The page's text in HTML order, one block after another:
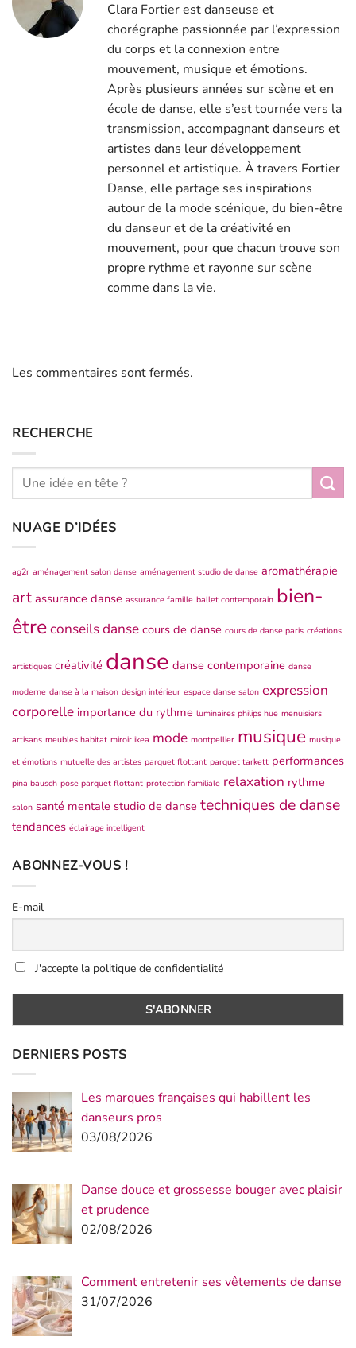
Clara Fortier est danseuse et
chorégraphe passionnée par l’expression
du corps et la connexion entre
mouvement, musique et émotions.
Après plusieurs années sur scène et en
école de danse, elle s’est tournée vers la
transmission, accompagnant danseurs et
artistes dans leur développement
personnel et artistique. À travers Fortier
Danse, elle partage ses inspirations
autour de la mode scénique, du bien-être
du danseur et de la créativité en
mouvement, pour que chacun trouve son
propre rythme et rayonne sur scène
comme dans la vie.
Les commentaires sont fermés.
RECHERCHE
NUAGE D’IDÉES
ag2r aménagement salon danse aménagement studio de danse aromathérapie
art assurance danse assurance famille ballet contemporain bien-
êtreconseils danse cours de danse cours de danse paris créations
artistiques créativité danse danse contemporaine danse
moderne danse à la maison design intérieur espace danse salon expression
corporelle importance du rythme luminaires philips hue menuisiers
artisans meubles habitat miroir ikea mode montpellier musique musique
et émotions mutuelle des artistes parquet flottant parquet tarkett performances
pina bausch pose parquet flottant protection familiale relaxation rythme
salon santé mentale studio de danse techniques de danse
tendances éclairage intelligent
ABONNEZ-VOUS !
E-mail
J'accepte la politique de confidentialité
DERNIERS POSTS
Les marques françaises qui habillent les
danseurs pros
03/08/2026
Danse douce et grossesse bouger avec plaisir
et prudence
02/08/2026
Comment entretenir ses vêtements de danse
31/07/2026